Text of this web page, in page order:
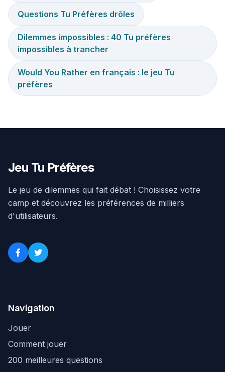
Questions Tu Préfères drôles
Dilemmes impossibles : 40 Tu préfères
impossibles à trancher
Would You Rather en français : le jeu Tu
préfères
Jeu Tu Préfères
Le jeu de dilemmes qui fait débat ! Choisissez votre
camp et découvrez les préférences de milliers
d'utilisateurs.
Navigation
Jouer
Comment jouer
200 meilleures questions